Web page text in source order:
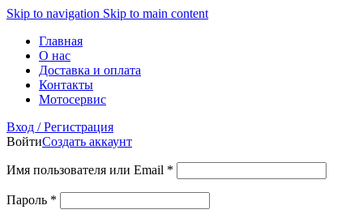
Skip to navigation Skip to main content
Главная
О нас
Доставка и оплата
Контакты
Мотосервис
Вход / Регистрация
ВойтиСоздать аккаунт
Имя пользователя или Email *
Пароль *